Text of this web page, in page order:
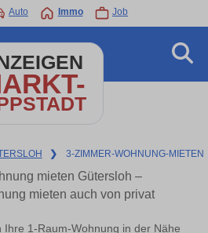
Auto Immo Job
❯ 3-ZIMMER-WOHNUNG-MIETEN
mieten Gütersloh –
mieten auch von privat
Ihre 1-Raum-Wohnung in der Nähe